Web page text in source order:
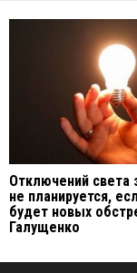
Отключений света
не планируется,
будет новых
Галущенко